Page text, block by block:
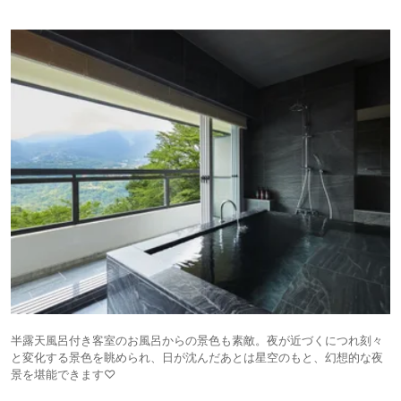
半露天風呂付き客室のお風呂からの景色も素敵。夜が近づくにつれ刻々
と変化する景色を眺められ、日が沈んだあとは星空のもと、幻想的な夜
景を堪能できます♡